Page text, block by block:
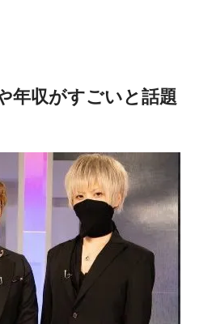
年収がすごいと話題